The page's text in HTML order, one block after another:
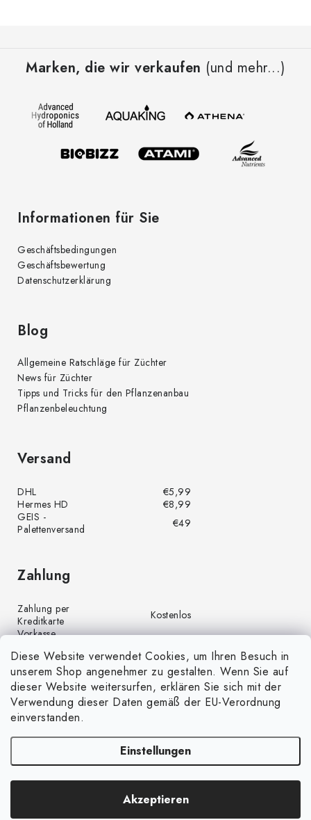
Diese Website verwendet Cookies, um Ihren Besuch in
unserem Shop angenehmer zu gestalten. Wenn Sie auf
dieser Website weitersurfen, erklären Sie sich mit der
Verwendung dieser Daten gemäß der EU-Verordnung
einverstanden.
Einstellungen
Akzeptieren
Marken, die wir verkaufen (und mehr...)
Informationen für Sie
Geschäftsbedingungen
Geschäftsbewertung
Datenschutzerklärung
Blog
Allgemeine Ratschläge für Züchter
News für Züchter
Tipps und Tricks für den Pflanzenanbau
Pflanzenbeleuchtung
Versand
DHL
€5,99
Hermes HD
€8,99
GEIS -
Palettenversand
€49
Zahlung
Zahlung per
Kreditkarte
Kostenlos
Vorkasse
Zahlung per PayPal
Kostenlos
Nachnahme
€4,00
Copyright 2026GrünGarten.de. Alle Rechte vorbehalten.Cookie-
Einstellungen ändern